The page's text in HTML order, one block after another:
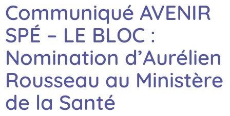
Communiqué AVENIR
SPÉ – LE BLOC :
Nomination d’Aurélien
Rousseau au Ministère
de la Santé